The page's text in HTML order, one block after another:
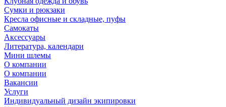
Сумки и рюкзаки
Кресла офисные и складные, пуфы
Самокаты
Аксессуары
Литература, календари
Мини шлемы
О компании
О компании
Вакансии
Услуги
Индивидуальный дизайн экипировки